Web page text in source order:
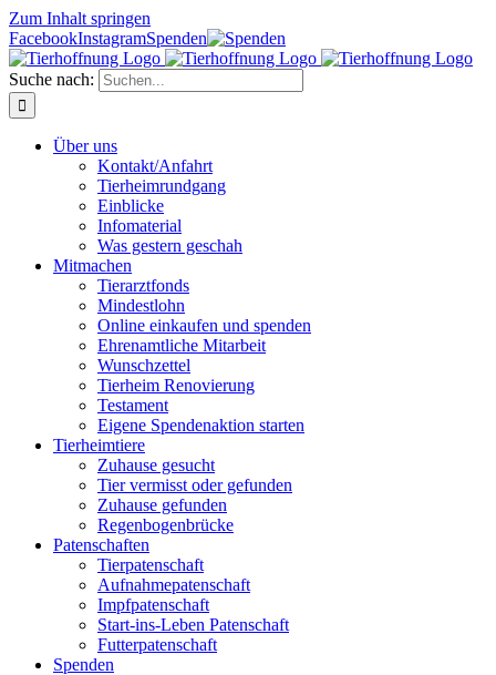
Zum Inhalt springen
FacebookInstagramSpenden
Suche nach:
Über uns
Kontakt/Anfahrt
Tierheimrundgang
Einblicke
Infomaterial
Was gestern geschah
Mitmachen
Tierarztfonds
Mindestlohn
Online einkaufen und spenden
Ehrenamtliche Mitarbeit
Wunschzettel
Tierheim Renovierung
Testament
Eigene Spendenaktion starten
Tierheimtiere
Zuhause gesucht
Tier vermisst oder gefunden
Zuhause gefunden
Regenbogenbrücke
Patenschaften
Tierpatenschaft
Aufnahmepatenschaft
Impfpatenschaft
Start-ins-Leben Patenschaft
Futterpatenschaft
Spenden